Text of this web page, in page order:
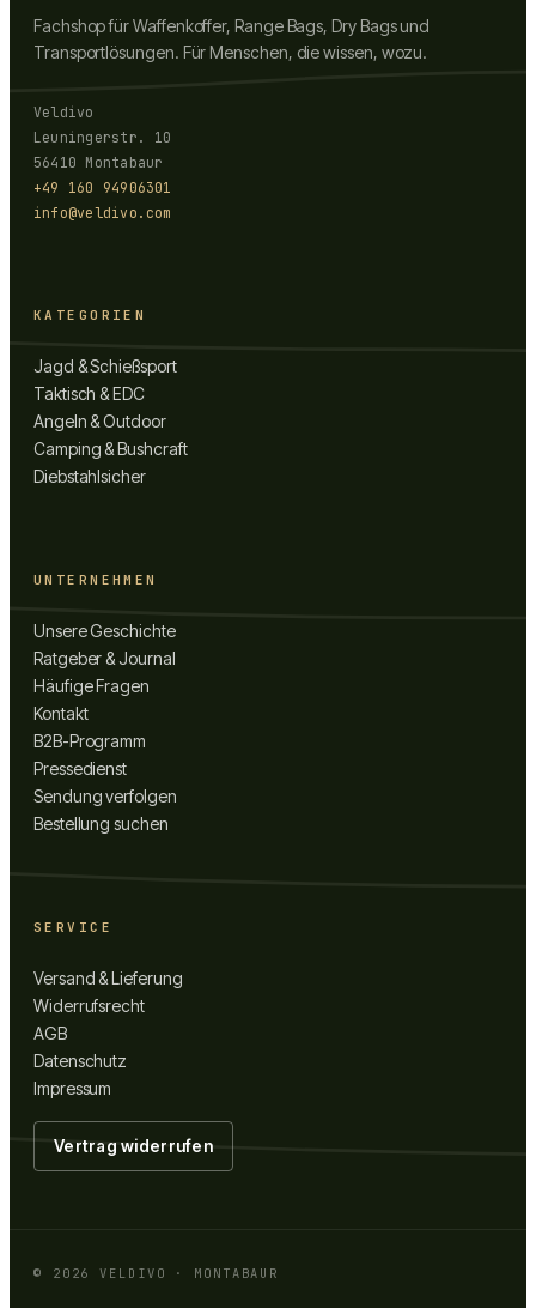
Fachshop für Waffenkoffer, Range Bags, Dry Bags und
Transportlösungen. Für Menschen, die wissen, wozu.
Veldivo
Leuningerstr. 10
56410 Montabaur
+49 160 94906301
info@veldivo.com
KATEGORIEN
Jagd & Schießsport
Taktisch & EDC
Angeln & Outdoor
Camping & Bushcraft
Diebstahlsicher
UNTERNEHMEN
Unsere Geschichte
Ratgeber & Journal
Häufige Fragen
Kontakt
B2B-Programm
Pressedienst
Sendung verfolgen
Bestellung suchen
SERVICE
Versand & Lieferung
Widerrufsrecht
AGB
Datenschutz
Impressum
Vertrag widerrufen
© 2026 VELDIVO · MONTABAUR